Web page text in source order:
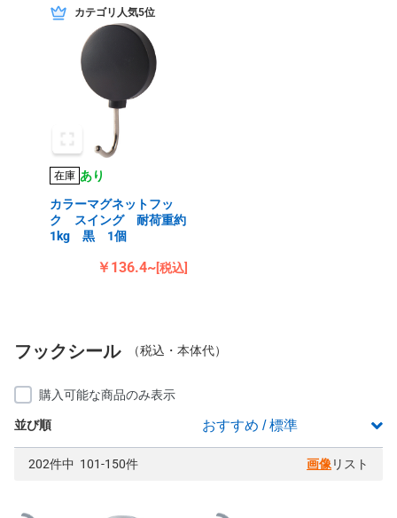
カテゴリ人気5位
在庫 あり
カラーマグネットフッ
ク スイング 耐荷重約
1kg 黒 1個
￥136.4~[税込]
フックシール （税込・本体代）
購入可能な商品のみ表示
並び順
202件中 101-150件 画像 リスト